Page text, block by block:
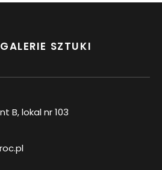
SZTUKI
B, lokal nr 103